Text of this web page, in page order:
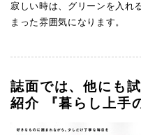
寂しい時は、グリーンを入れ
まった雰囲気になります。
誌面では、他にも
紹介 『暮らし上手